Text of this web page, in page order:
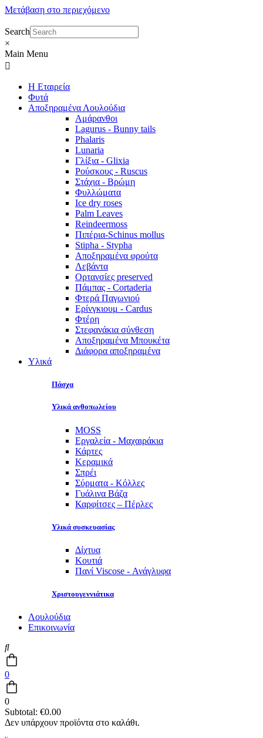
Μετάβαση στο περιεχόμενο
Search
×
Main Menu
Η Εταιρεία
Φυτά
Αποξηραμένα Λουλούδια
Αμάρανθοι
Lagurus - Bunny tails
Phalaris
Lunaria
Γλίξια - Glixia
Ρούσκους - Ruscus
Στάχια - Βρώμη
Φυλλώματα
Ice dry roses
Palm Leaves
Reindeermoss
Πιπέρια-Schinus mollus
Stipha - Stypha
Αποξηραμένα φρούτα
Λεβάντα
Ορτανσίες preserved
Πάμπας - Cortaderia
Φτερά Παγωνιού
Ερίνγκιουμ - Cardus
Φτέρη
Στεφανάκια σύνθεση
Αποξηραμένα Μπουκέτα
Διάφορα αποξηραμένα
Υλικά
Πάσχα
Υλικά ανθοπωλείου
MOSS
Εργαλεία - Μαχαιράκια
Κάρτες
Κεραμικά
Σπρέι
Σύρματα - Κόλλες
Γυάλινα Βάζα
Καρφίτσες – Πέρλες
Υλικά συσκευασίας
Δίχτυα
Κουτιά
Πανί Viscose - Ανάγλυφα
Χριστουγεννιάτικα
Λουλούδια
Επικοινωνία
0
0
Subtotal: €0.00